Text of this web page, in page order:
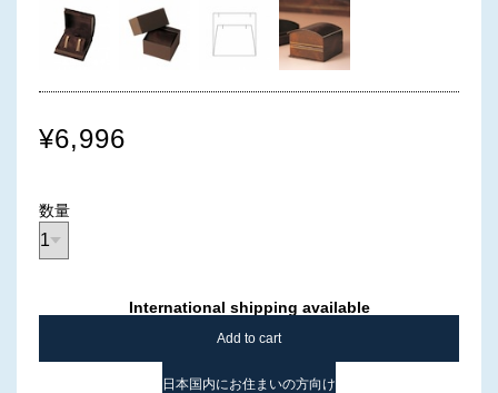
¥6,996
数量
International shipping available
Add to cart
日本国内にお住まいの方向け